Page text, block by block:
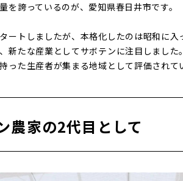
誇っているのが、愛知県春日井市です。
ートしましたが、本格化したのは昭和に
新たな産業としてサボテンに注目しまし
った生産者が集まる地域として評価されて
農家の2代目として